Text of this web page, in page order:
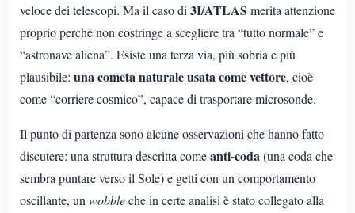
veloce dei telescopi. Ma il caso di 3I/ATLAS merita attenzione
proprio perché non costringe a scegliere tra “tutto normale” e
“astronave aliena”. Esiste una terza via, più sobria e più
plausibile: una cometa naturale usata come vettore, cioè
come “corriere cosmico”, capace di trasportare microsonde.
Il punto di partenza sono alcune osservazioni che hanno fatto
discutere: una struttura descritta comeanti-coda(una coda che
sembra puntare verso il Sole) e getti con un comportamento
oscillante, un wobbleche in certe analisi è stato collegato alla